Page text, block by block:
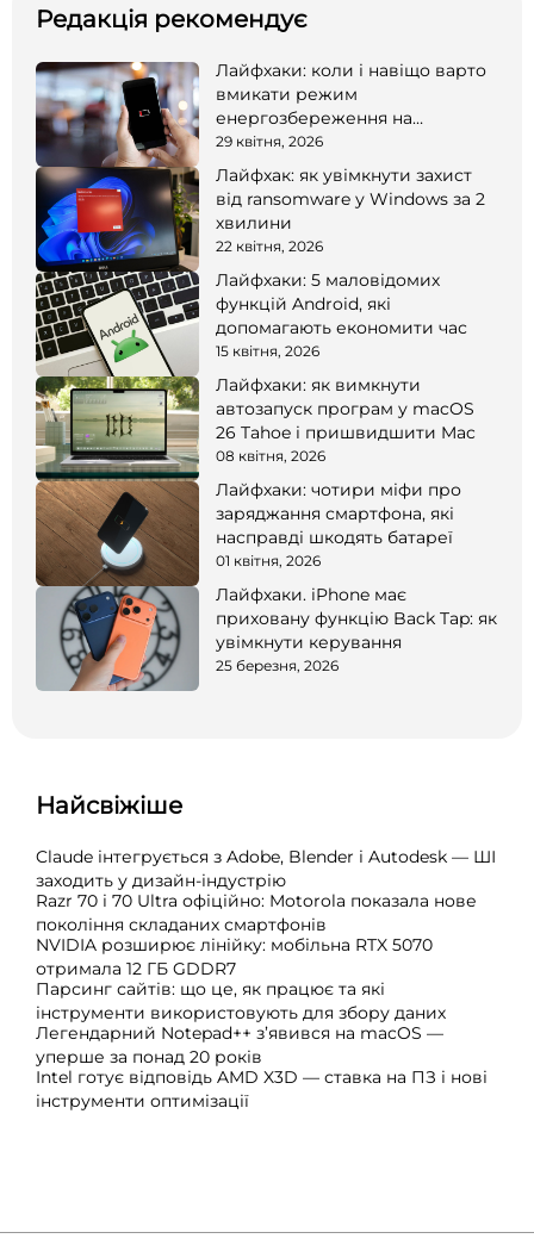
Редакція рекомендує
Лайфхаки: коли і навіщо варто
вмикати режим
енергозбереження на
смартфоні
29 квітня, 2026
Лайфхак: як увімкнути захист
від ransomware у Windows за 2
хвилини
22 квітня, 2026
Лайфхаки: 5 маловідомих
функцій Android, які
допомагають економити час
15 квітня, 2026
Лайфхаки: як вимкнути
автозапуск програм у macOS
26 Tahoe і пришвидшити Mac
08 квітня, 2026
Лайфхаки: чотири міфи про
заряджання смартфона, які
насправді шкодять батареї
01 квітня, 2026
Лайфхаки. iPhone має
приховану функцію Back Tap: як
увімкнути керування
25 березня, 2026
Найсвіжіше
Claude інтегрується з Adobe, Blender і Autodesk — ШІ
заходить у дизайн-індустрію
Razr 70 і 70 Ultra офіційно: Motorola показала нове
покоління складаних смартфонів
NVIDIA розширює лінійку: мобільна RTX 5070
отримала 12 ГБ GDDR7
Парсинг сайтів: що це, як працює та які
інструменти використовують для збору даних
Легендарний Notepad++ з’явився на macOS —
уперше за понад 20 років
Intel готує відповідь AMD X3D — ставка на ПЗ і нові
інструменти оптимізації